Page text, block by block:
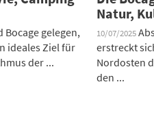
Bocage gelegen,
ideales Ziel für
der ...
Natur,
10/07/2025
erstreckt
Nordosten
den ...